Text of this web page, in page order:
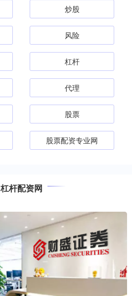
炒股
风险
杠杆
代理
股票
股票配资专业网
杠杆配资网